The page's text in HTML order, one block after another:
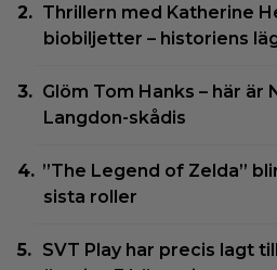
Thrillern med Katherine
biobiljetter – historiens
Glöm Tom Hanks – här är
Langdon-skådis
”The Legend of Zelda”
sista roller
SVT Play har precis lagt